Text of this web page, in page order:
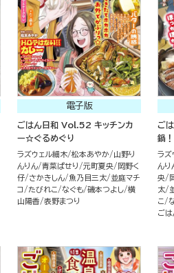
電子版
ごはん日和 Vol.52 キッチンカ
ー☆ぐるめぐり
ラズウェル細木 松本あやか
山野り
んりん 青菜ぱせり 元町夏央
岡野く
仔 さかきしん 魚乃目三太
並庭マチ
コ
たびれこ なぐも 磯本つよし 横
山陽香
表野まつり
ご
鍋！
ラズ
んり
央
太
こ
ごは